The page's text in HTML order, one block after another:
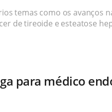
temas como os avanços
de tireoide e esteatose
para médico